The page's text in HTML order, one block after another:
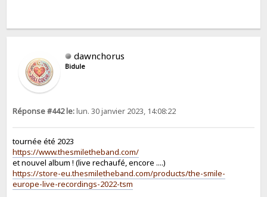
dawnchorus
Bidule
Réponse #442 le:lun. 30 janvier 2023, 14:08:22
tournée été 2023
https://www.thesmiletheband.com/
et nouvel album ! (live rechaufé, encore ....)
https://store-eu.thesmiletheband.com/products/the-smile-
europe-live-recordings-2022-tsm